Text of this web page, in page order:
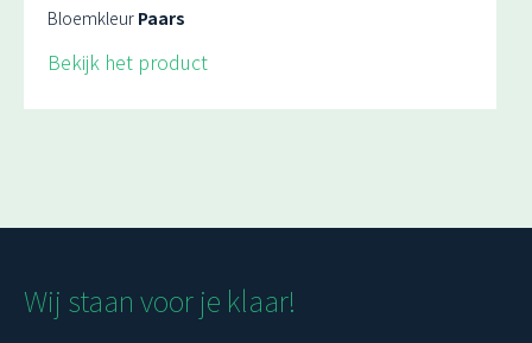
Bloemkleur Paars
Bekijk het product
Wij staan voor je klaar!